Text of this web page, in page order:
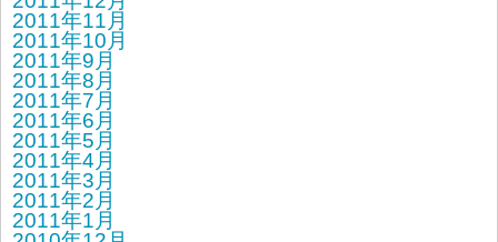
2011年11月
2011年10月
2011年9月
2011年8月
2011年7月
2011年6月
2011年5月
2011年4月
2011年3月
2011年2月
2011年1月